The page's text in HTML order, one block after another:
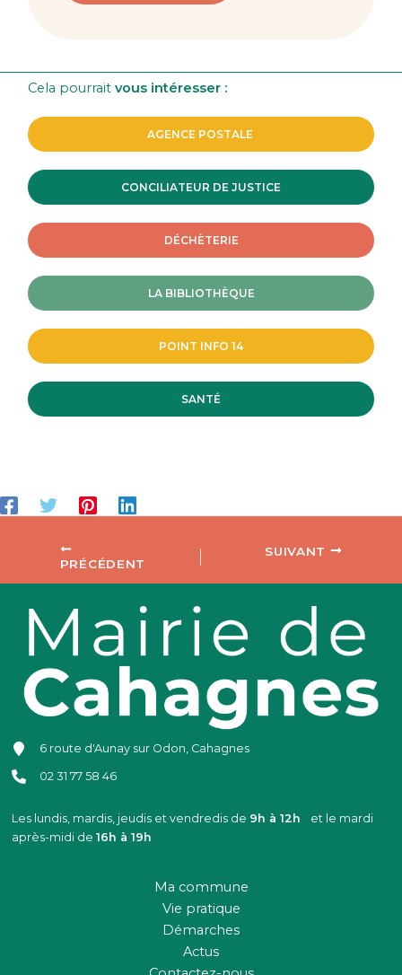
Cela pourraitvous intéresser :
AGENCE POSTALE
CONCILIATEUR DE JUSTICE
DÉCHÈTERIE
LA BIBLIOTHÈQUE
POINT INFO 14
SANTÉ
PRÉCÉDENT
SUIVANT
6 route d'Aunay sur Odon, Cahagnes
02 31 77 58 46
Les lundis, mardis, jeudis et vendredis de 9h à 12h et le mardi
après-midi de16h à 19h
Ma commune
Vie pratique
Démarches
Actus